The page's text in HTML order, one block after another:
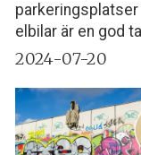
elbilar är en god
2024-07-20